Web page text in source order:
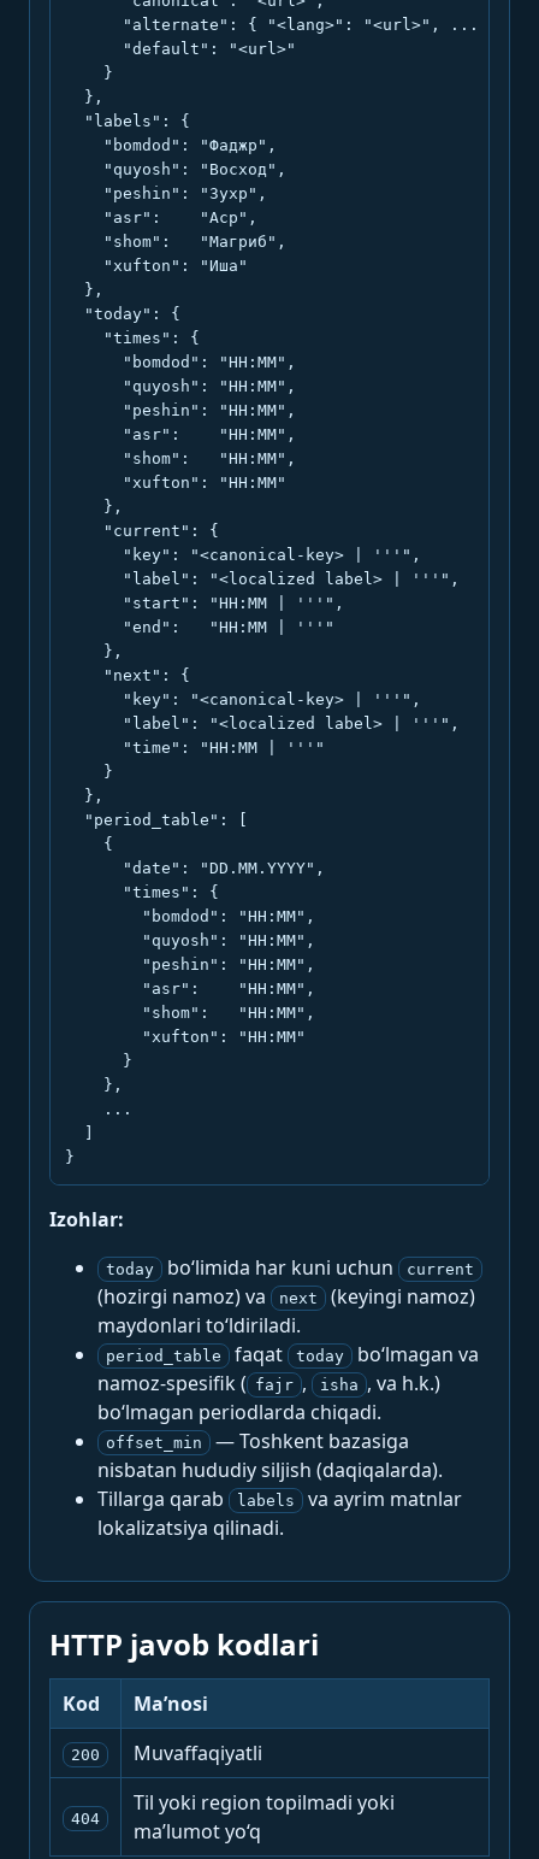
      "alternate": { "<lang>": "<url>", ... },
      "default": "<url>"
    }
  },
  "labels": {
    "bomdod": "Фаджр",
    "quyosh": "Восход",
    "peshin": "Зухр",
    "asr":    "Аср",
    "shom":   "Магриб",
    "xufton": "Иша"
  },
  "today": {
    "times": {
      "bomdod": "HH:MM",
      "quyosh": "HH:MM",
      "peshin": "HH:MM",
      "asr":    "HH:MM",
      "shom":   "HH:MM",
      "xufton": "HH:MM"
    },
    "current": {
      "key": "<canonical-key> | '''",
      "label": "<localized label> | '''",
      "start": "HH:MM | '''",
      "end":   "HH:MM | '''"
    },
    "next": {
      "key": "<canonical-key> | '''",
      "label": "<localized label> | '''",
      "time": "HH:MM | '''"
    }
  },
  "period_table": [
    {
      "date": "DD.MM.YYYY",
      "times": {
        "bomdod": "HH:MM",
        "quyosh": "HH:MM",
        "peshin": "HH:MM",
        "asr":    "HH:MM",
        "shom":   "HH:MM",
        "xufton": "HH:MM"
      }
    },
    ...
}
Izohlar:
today bo‘limida har kuni uchun current
(hozirgi namoz) va next
(keyingi namoz)
maydonlari to‘ldiriladi.
period_table faqat today
bo‘lmagan va
namoz-spesifik ( fajr , isha , va h.k.)
bo‘lmagan periodlarda chiqadi.
offset_min
— Toshkent bazasiga
nisbatan hududiy siljish (daqiqalarda).
Tillarga qarab
labels
va ayrim matnlar
lokalizatsiya qilinadi.
HTTP javob kodlari
Kod Ma’nosi
200 Muvaffaqiyatli
404
Til yoki region topilmadi yoki
ma’lumot yo‘q